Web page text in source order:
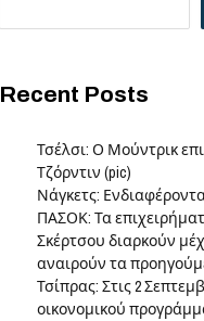
Recent Posts
Τσέλσι: Ο Μούντρικ
Τζόρντιν (pic)
Νάγκετς:
ΠΑΣΟΚ: Τα
Σκέρτσου διαρκούν
αναιρούν τα
Τσίπρας: Στις 2
οικονομικού